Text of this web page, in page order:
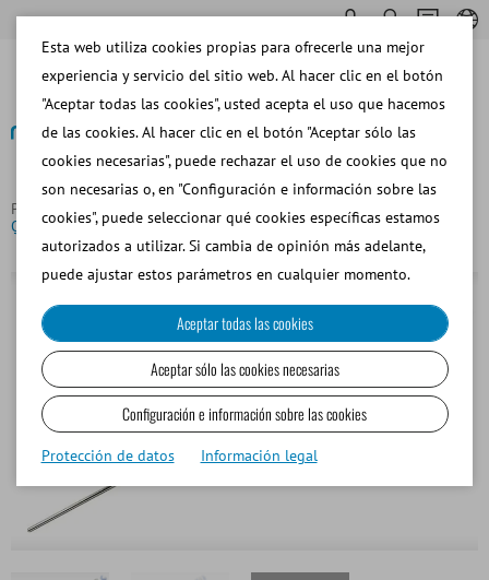
Página principal Bovino
Inseminación y Diagnóstico
QuickLock 2000, blanco, inseminador universal para bovinos
Esta web utiliza cookies propias para ofrecerle una mejor
experiencia y servicio del sitio web. Al hacer clic en el botón
"Aceptar todas las cookies", usted acepta el uso que hacemos
de las cookies. Al hacer clic en el botón "Aceptar sólo las
cookies necesarias", puede rechazar el uso de cookies que no
son necesarias o, en "Configuración e información sobre las
cookies", puede seleccionar qué cookies específicas estamos
autorizados a utilizar. Si cambia de opinión más adelante,
puede ajustar estos parámetros en cualquier momento.
Aceptar todas las cookies
Aceptar sólo las cookies necesarias
Configuración e información sobre las cookies
Protección de datos Información legal